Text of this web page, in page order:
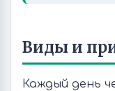
Виды и
Каждый день